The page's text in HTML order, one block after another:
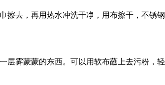
去，再用热水冲洗干净，用布擦干，不锈
雾蒙蒙的东西。可以用软布蘸上去污粉，